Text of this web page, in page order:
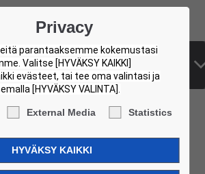
Privacy
parantaaksemme kokemustasi
Valitse [HYVÄKSY KAIKKI]
evästeet, tai tee oma valintasi ja
[HYVÄKSY VALINTA].
External Media Statistics
käytetyistä linja-autoista
käytetty linja-